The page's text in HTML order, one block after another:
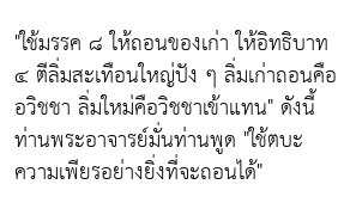
"ใช้มรรค ๘ ให้ถอนของเก่า ให้อิทธิบาท
๔ ตีลิ่มสะเทือนใหญ่ปัง ๆ ลิ่มเก่าถอนคือ
อวิชชา ลิ่มใหม่คือวิชชาเข้าแทน" ดังนี้
ท่านพระอาจารย์มั่นท่านพูด "ใช้ตบะ
ความเพียรอย่างยิ่งที่จะถอนได้"